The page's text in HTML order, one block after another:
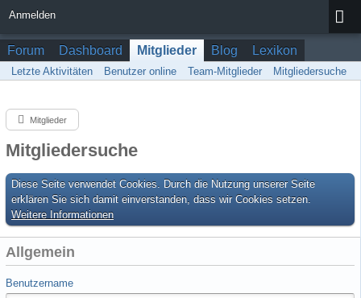
Anmelden
Forum Dashboard Mitglieder Blog Lexikon
Letzte Aktivitäten Benutzer online Team-Mitglieder Mitgliedersuche
Mitglieder
Mitgliedersuche
Diese Seite verwendet Cookies. Durch die Nutzung unserer Seite
erklären Sie sich damit einverstanden, dass wir Cookies setzen.
Weitere Informationen
Allgemein
Benutzername